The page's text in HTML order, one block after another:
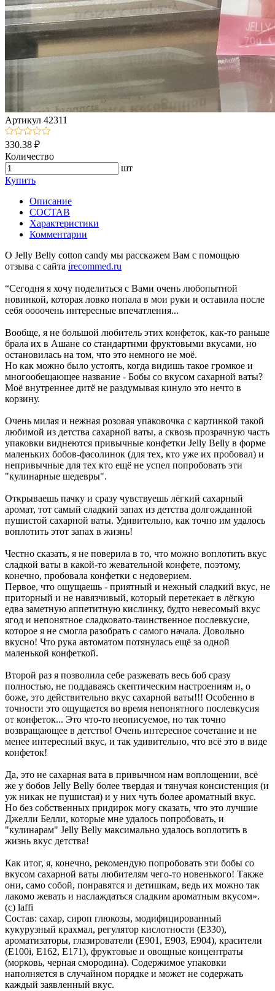
Артикул 42311
330.38 ₽
Количество
шт
Купить
Описание
СОСТАВ
Характеристики
Комментарии
О Jelly Belly cotton candy мы расскажем Вам с помощью
отзыва с сайта irecommed.ru
“Сегодня я хочу поделиться с Вами очень любопытной
новинкой, которая ловко попала в мои руки и оставила после
себя оооочень интересные впечатления...
Вообще, я не большой любитель этих конфеток, как-то раньше
брала их в Ашане со стандартнми фруктовыми вкусами, но
остановилась на том, что это немного не моё.
Но как можно было устоять, когда видишь такое громкое и
многообещающее название - Бобы со вкусом сахарной ваты?
Моё внутреннее дитё не раздумывая кинуло это нечто в
корзину.
Очень милая и нежная розовая упаковочка с картинкой такой
любимой из детства сахарной ваты, а сквозь прозрачную часть
упаковки виднеются привычные конфетки Jelly Belly в форме
маленьких бобов-фасолинок (для тех, кто уже их пробовал) и
непривычные для тех кто ещё не успел попробовать эти
"кулинарные шедевры".
Открываешь пачку и сразу чувствуешь лёгкий сахарный
аромат, тот самый сладкий запах из детства долгожданной
пушистой сахарной ваты. Удивительно, как точно им удалось
воплотить этот запах в жизнь!
Честно сказать, я не поверила в то, что можно воплотить вкус
сладкой ваты в какой-то жевательной конфете, поэтому,
конечно, пробовала конфетки с недоверием.
Первое, что ощущаешь - приятный и нежный сладкий вкус, не
приторный и не навязчивый, который перетекает в лёгкую
едва заметную аппетитную кислинку, будто невесомый вкус
ягод и непонятное сладковато-таинственное послевкусие,
которое я не смогла разобрать с самого начала. Довольно
вкусно! Что рука автоматом потянулась ещё за одной
маленькой конфеткой.
Второй раз я позволила себе разжевать весь боб сразу
полностью, не поддаваясь скептическим настроениям и, о
боже, это действительно вкус сахарной ваты!!! Особенно в
точности это ощущается во время непонятного послевкусия
от конфеток... Это что-то неописуемое, но так точно
возвращающее в детство! Очень интересное сочетание и не
менее интересный вкус, и так удивительно, что всё это в виде
конфеток!
Да, это не сахарная вата в привычном нам воплощении, всё
же у бобов Jelly Belly более твердая и тянучая консистенция (и
уж никак не пушистая) и у них чуть более ароматный вкус.
Но без собственных придирок могу сказать, что это лучшие
Джелли Белли, которые мне удалось попробовать, и
"кулинарам" Jelly Belly максимально удалось воплотить в
жизнь вкус детства!
Как итог, я, конечно, рекомендую попробовать эти бобы со
вкусом сахарной ваты любителям чего-то новенького! Также
они, само собой, понравятся и детишкам, ведь их можно так
лакомо жевать и наслаждаться сладким ароматным вкусом».
(с) laffi
Состав: сахар, сироп глюкозы, модифицированный
кукурузный крахмал, регулятор кислотности (Е330),
ароматизаторы, глазирователи (E901, E903, E904), красители
(E100i, E162, E171), фруктовые и овощные концентраты
(морковь, черная смородина). Содержимое упаковки
наполняется в случайном порядке и может не содержать
каждый заявленный вкус.